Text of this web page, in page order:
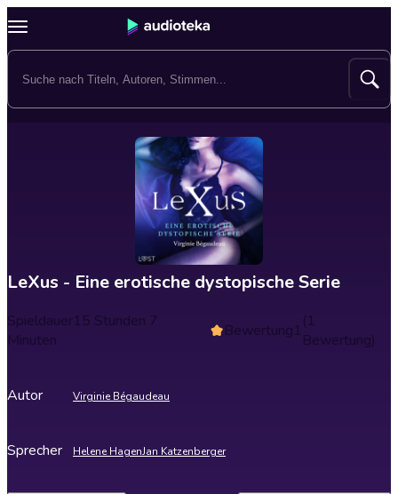
LeXus - Eine erotische dystopische Serie
Spieldauer15 Stunden 7
Minuten
Bewertung1(1
Bewertung)
Autor Virginie Bégaudeau
Sprecher Helene HagenJan Katzenberger